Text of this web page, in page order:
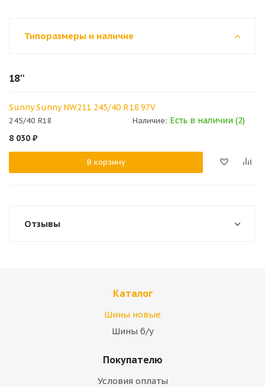
Типоразмеры и наличие
18''
Sunny Sunny NW211 245/40 R18 97V
245/40 R18 Наличие: Есть в наличии (2)
8 030 ₽
В корзину
Отзывы
Каталог
Шины новые
Шины б/у
Покупателю
Условия оплаты